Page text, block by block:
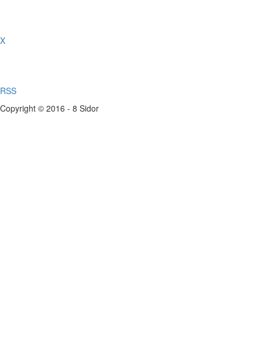
X
RSS
Copyright © 2016 - 8 Sidor